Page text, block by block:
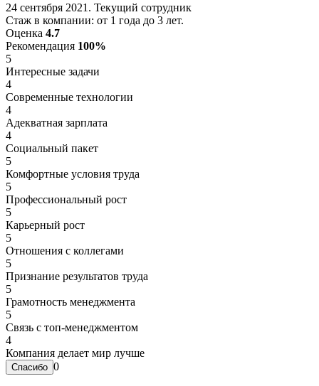
24 сентября 2021. Текущий сотрудник
Стаж в компании: от 1 года до 3 лет.
Оценка 4.7
Рекомендация 100%
5
Интересные задачи
4
Современные технологии
4
Адекватная зарплата
4
Социальный пакет
5
Комфортные условия труда
5
Профессиональный рост
5
Карьерный рост
5
Отношения с коллегами
5
Признание результатов труда
5
Грамотность менеджмента
5
Связь с топ-менеджментом
4
Компания делает мир лучше
0